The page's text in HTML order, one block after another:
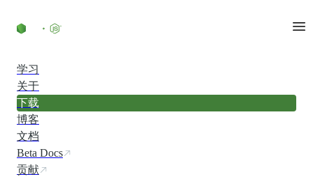
学习
关于
下载
博客
文档
Beta Docs
贡献